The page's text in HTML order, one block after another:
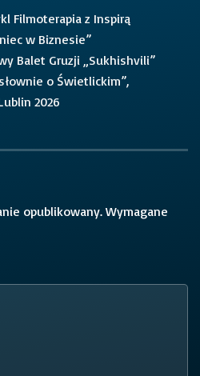
Filmoterapia z Inspirą
w Biznesie”
Balet Gruzji „Sukhishvili”
o Świetlickim”,
2026
opublikowany. Wymagane